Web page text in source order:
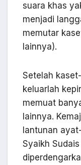
suara khas
menjadi
memutar
lainnya).
Setelah
keluarlah
memuat
lainnya.
lantunan
Syaikh